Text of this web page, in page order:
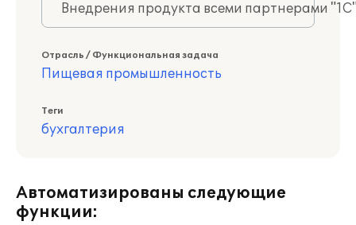
Внедрения продукта всеми партнерами
Отрасль / Функциональная задача
Пищевая промышленность
Теги
бухгалтерия
Автоматизированы следующие
функции: